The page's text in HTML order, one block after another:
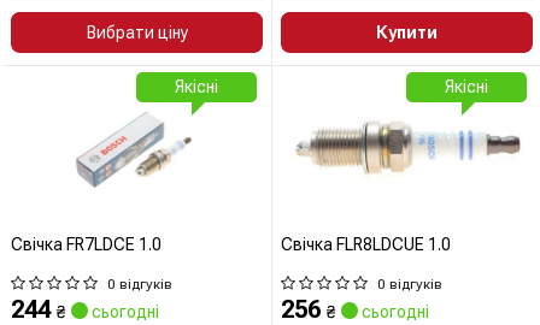
Вибрати ціну Купити
Свічка FR7LDCE 1.0
0 відгуків
244 ₴ сьогодні
Якісні
Свічка FLR8LDCUE 1.0
0 відгуків
256 ₴ сьогодні
Якісні